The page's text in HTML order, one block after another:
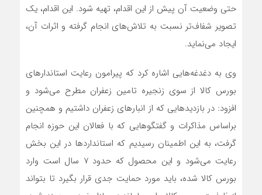
حتی وضعیت آن پیش از این اقدام، تهیه شود. این اقدام، یک
تصویر شفاف‌تر نسبت به تلاش‌های انجام گرفته و اثرات آن،
ایجاد می‌نماید.
وی به دغدغه‌هایی اشاره کرد که پیرامون رعایت استاندارهای
بورس کالا از سوی زنجیره تامین زعفران مطرح می‌شود و
افزود: در بازدیدهایی که از انبارهای زعفران داشتیم و همچنین
براساس مذاکرات و گفتگوهایی که با فعالان این حوزه انجام
گرفت، به این اطمینان رسیدیم که استانداردها در این بخش
رعایت می‌شود و این محصول که حدود 7 سال است وارد
بورس کالا شده، باید مورد حمایت جدی قرار بگیرد تا بتواند